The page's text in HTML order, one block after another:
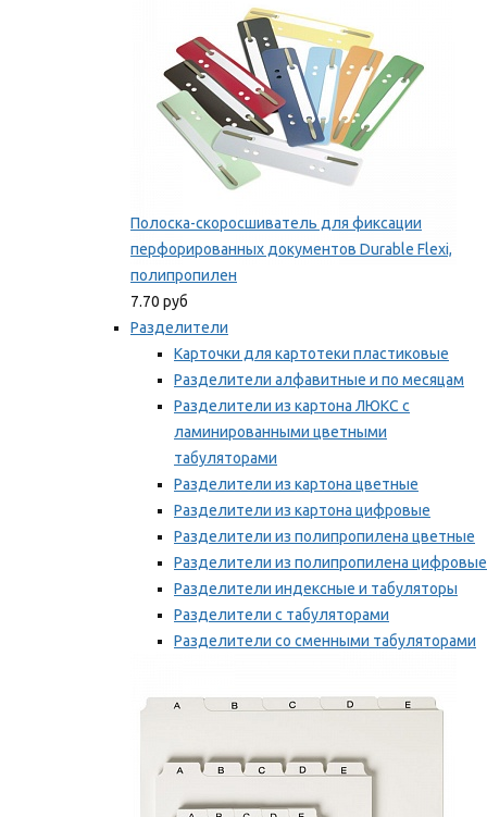
Полоска-скоросшиватель для фиксации
перфорированных документов Durable Flexi,
полипропилен
7.70 руб
Разделители
Карточки для картотеки пластиковые
Разделители алфавитные и по месяцам
Разделители из картона ЛЮКС с
ламинированными цветными
табуляторами
Разделители из картона цветные
Разделители из картона цифровые
Разделители из полипропилена цветные
Разделители из полипропилена цифровые
Разделители индексные и табуляторы
Разделители с табуляторами
Разделители со сменными табуляторами